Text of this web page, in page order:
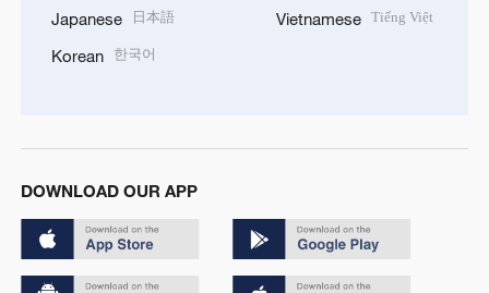
Japanese 日本語
Korean 한국어
Vietnamese Tiếng Việt
DOWNLOAD OUR APP